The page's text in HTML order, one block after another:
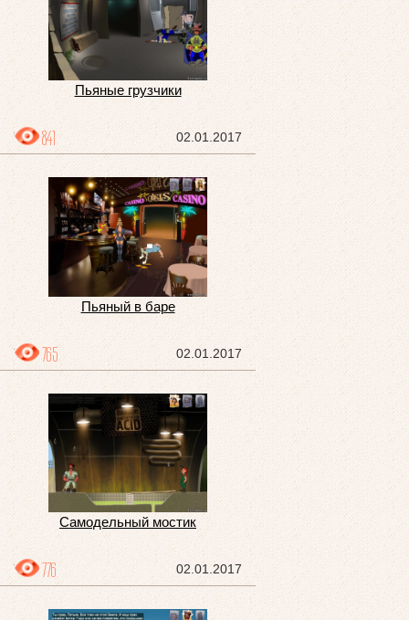
Пьяные грузчики
02.01.2017
841
Пьяный в баре
02.01.2017
765
Самодельный мостик
02.01.2017
776